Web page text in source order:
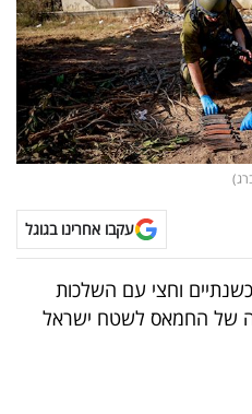
עקבו אחרינו בגוגל
וחצי עם השלכות
של החמאס לשטח ישראל